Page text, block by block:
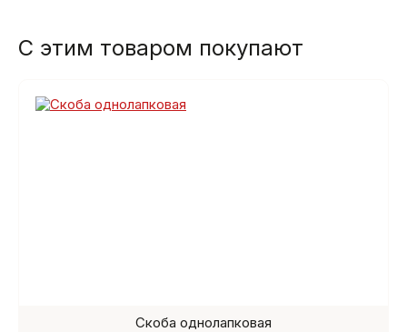
С этим товаром покупают
Скоба однолапковая